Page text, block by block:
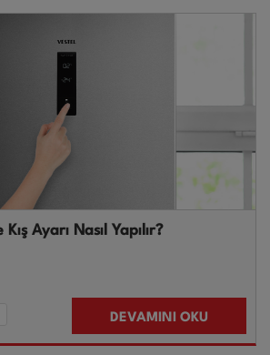
Ayarı Nasıl Yapılır?
DEVAMINI OKU